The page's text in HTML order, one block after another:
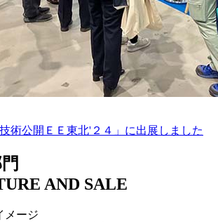
技術公開ＥＥ東北'２４」に出展しました
AND SALE